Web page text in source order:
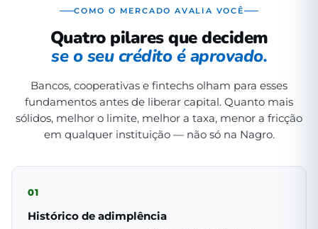
COMO O MERCADO AVALIA VOCÊ
Quatro pilares que decidem
se o seu crédito é aprovado.
Bancos, cooperativas e fintechs olham para esses
fundamentos antes de liberar capital. Quanto mais
sólidos, melhor o limite, melhor a taxa, menor a fricção
em qualquer instituição — não só na Nagro.
01
Histórico de adimplência